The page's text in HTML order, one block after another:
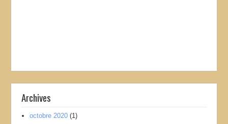
Archives
octobre 2020 (1)